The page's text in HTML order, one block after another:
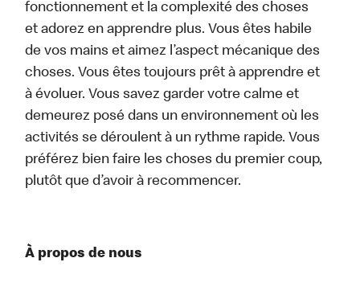
fonctionnement et la complexité des choses
et adorez en apprendre plus. Vous êtes habile
de vos mains et aimez l’aspect mécanique des
choses. Vous êtes toujours prêt à apprendre et
à évoluer. Vous savez garder votre calme et
demeurez posé dans un environnement où les
activités se déroulent à un rythme rapide. Vous
préférez bien faire les choses du premier coup,
plutôt que d’avoir à recommencer.
À propos de nous